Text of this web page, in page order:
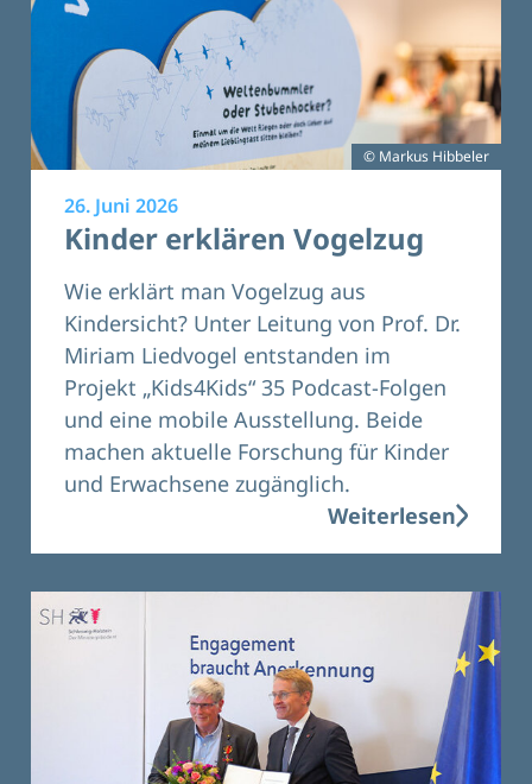
© Markus Hibbeler
26. Juni 2026
Kinder erklären Vogelzug
Wie erklärt man Vogelzug aus
Kindersicht? Unter Leitung von Prof. Dr.
Miriam Liedvogel entstanden im
Projekt „Kids4Kids“ 35 Podcast-Folgen
und eine mobile Ausstellung. Beide
machen aktuelle Forschung für Kinder
und Erwachsene zugänglich.
Weiterlesen